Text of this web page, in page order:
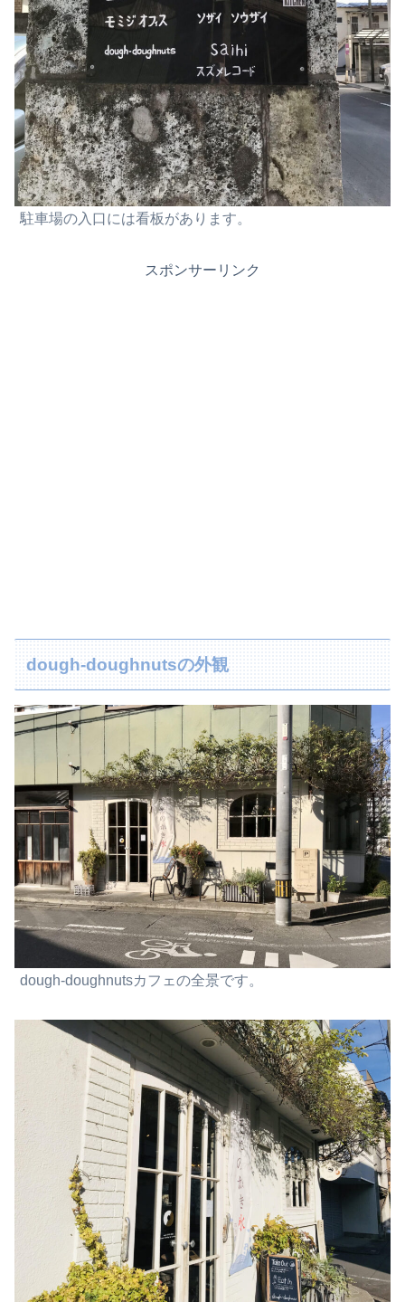
駐車場の入口には看板があります。
スポンサーリンク
dough-doughnutsの外観
dough-doughnutsカフェの全景です。